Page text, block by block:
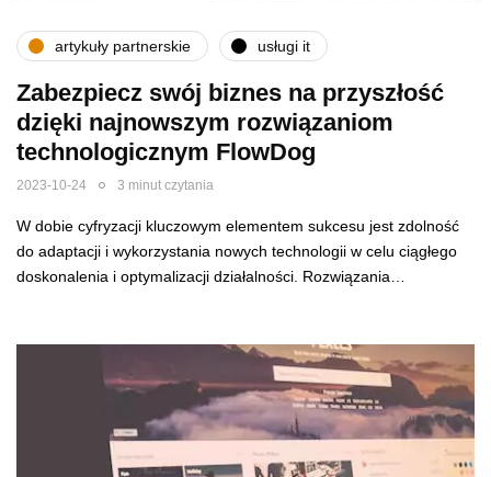
artykuły partnerskie usługi it
Zabezpiecz swój biznes na przyszłość
dzięki najnowszym rozwiązaniom
technologicznym FlowDog
2023-10-24 3 minut czytania
W dobie cyfryzacji kluczowym elementem sukcesu jest zdolność
do adaptacji i wykorzystania nowych technologii w celu ciągłego
doskonalenia i optymalizacji działalności. Rozwiązania…